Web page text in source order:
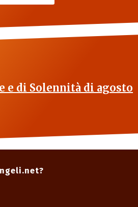
e di Solennità di agosto